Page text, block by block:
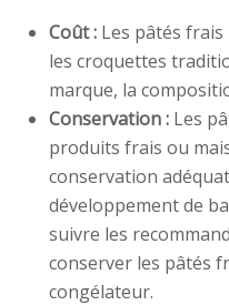
Coût : Les pâtés
les croquettes
marque, la
Conservation : Les
produits frais ou
conservation
développement de
suivre les
conserver les pâtés
congélateur.